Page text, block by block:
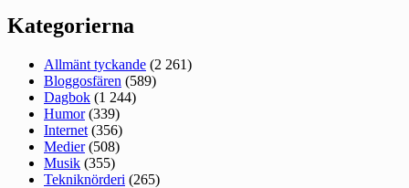
Kategorierna
Allmänt tyckande (2 261)
Bloggosfären (589)
Dagbok (1 244)
Humor(339)
Internet (356)
Medier(508)
Musik (355)
Tekniknörderi (265)